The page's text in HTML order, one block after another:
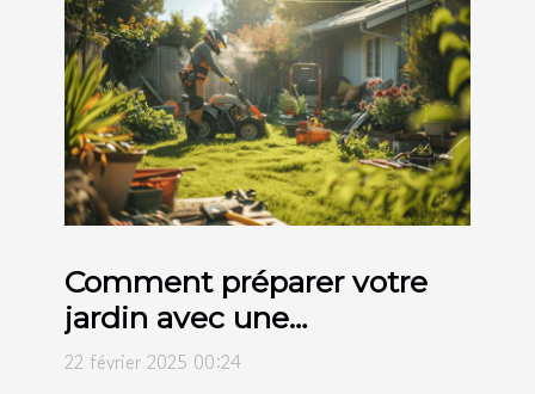
Comment préparer votre
jardin avec une
motobineuse avant la
22 février 2025 00:24